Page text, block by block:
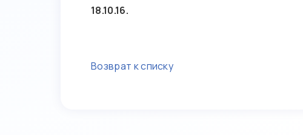
18.10.16.
Возврат к списку